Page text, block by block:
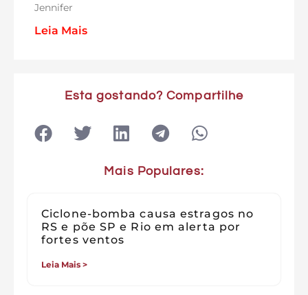
Jennifer
Leia Mais
Esta gostando? Compartilhe
Mais Populares:
Ciclone-bomba causa estragos no
RS e põe SP e Rio em alerta por
fortes ventos
Leia Mais >